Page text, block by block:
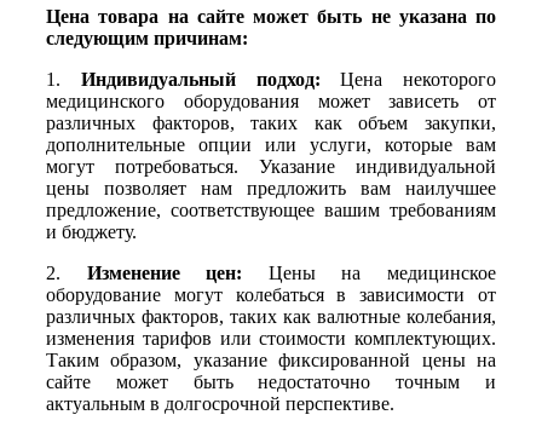
Цена товара на сайте может быть не указана по
следующим причинам:
1. Индивидуальный подход: Цена некоторого
медицинского оборудования может зависеть от
различных факторов, таких как объем закупки,
дополнительные опции или услуги, которые вам
могут потребоваться. Указание индивидуальной
цены позволяет нам предложить вам наилучшее
предложение, соответствующее вашим требованиям
и бюджету.
2. Изменение цен: Цены на медицинское
оборудование могут колебаться в зависимости от
различных факторов, таких как валютные колебания,
изменения тарифов или стоимости комплектующих.
Таким образом, указание фиксированной цены на
сайте может быть недостаточно точным и
актуальным в долгосрочной перспективе.